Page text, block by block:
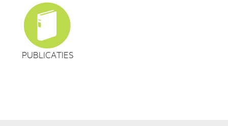
PUBLICATIES